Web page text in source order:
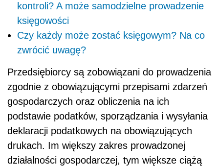
kontroli? A może samodzielne prowadzenie
księgowości
Czy każdy może zostać księgowym? Na co
zwrócić uwagę?
Przedsiębiorcy są zobowiązani do prowadzenia
zgodnie z obowiązującymi przepisami zdarzeń
gospodarczych oraz obliczenia na ich
podstawie podatków, sporządzania i wysyłania
deklaracji podatkowych na obowiązujących
drukach. Im większy zakres prowadzonej
działalności gospodarczej, tym większe ciążą